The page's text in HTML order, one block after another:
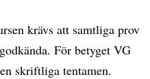
krävs att samtliga prov
För betyget VG
skriftliga tentamen.